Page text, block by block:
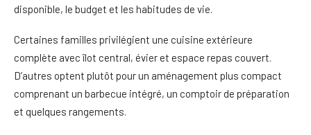
disponible, le budget et les habitudes de vie.
Certaines familles privilégient une cuisine extérieure
complète avec îlot central, évier et espace repas couvert.
D’autres optent plutôt pour un aménagement plus compact
comprenant un barbecue intégré, un comptoir de préparation
et quelques rangements.